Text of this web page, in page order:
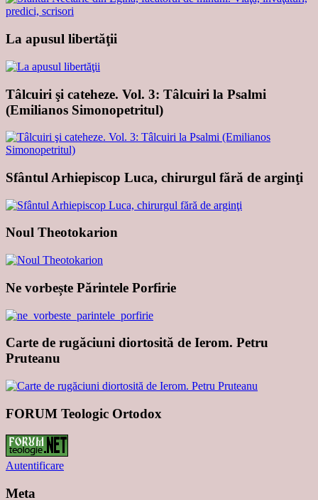
La apusul libertăţii
Tâlcuiri şi cateheze. Vol. 3: Tâlcuiri la Psalmi
(Emilianos Simonopetritul)
Sfântul Arhiepiscop Luca, chirurgul fără de arginţi
Noul Theotokarion
Ne vorbește Părintele Porfirie
Carte de rugăciuni diortosită de Ierom. Petru
Pruteanu
FORUM Teologic Ortodox
Autentificare
Meta